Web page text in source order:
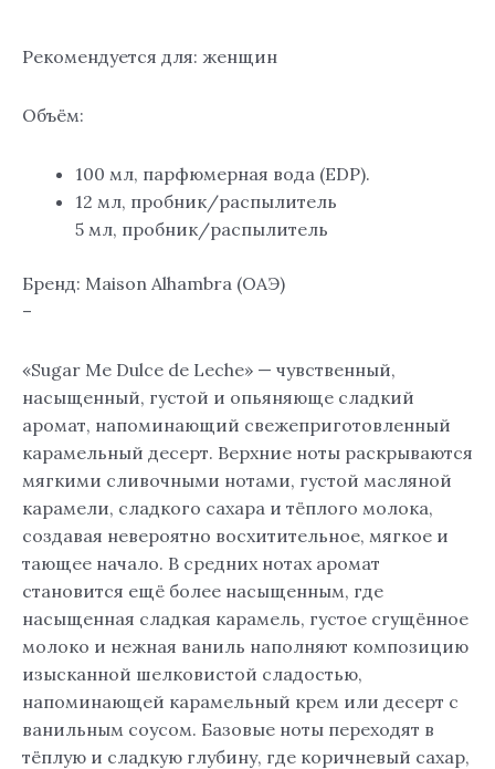
Рекомендуется для: женщин
Объём:
100 мл, парфюмерная вода (EDP).
12 мл, пробник/распылитель
5 мл, пробник/распылитель
Бренд: Maison Alhambra (ОАЭ)
–
«Sugar Me Dulce de Leche» — чувственный,
насыщенный, густой и опьяняюще сладкий
аромат, напоминающий свежеприготовленный
карамельный десерт. Верхние ноты раскрываются
мягкими сливочными нотами, густой масляной
карамели, сладкого сахара и тёплого молока,
создавая невероятно восхитительное, мягкое и
тающее начало. В средних нотах аромат
становится ещё более насыщенным, где
насыщенная сладкая карамель, густое сгущённое
молоко и нежная ваниль наполняют композицию
изысканной шелковистой сладостью,
напоминающей карамельный крем или десерт с
ванильным соусом. Базовые ноты переходят в
тёплую и сладкую глубину, где коричневый сахар,